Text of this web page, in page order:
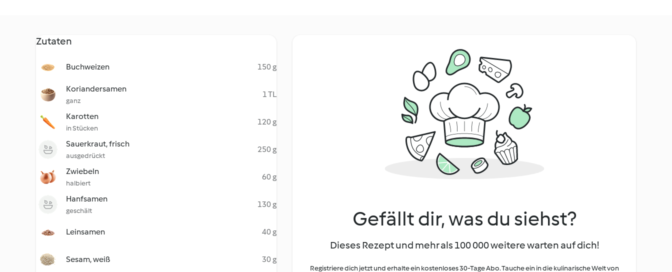
Zutaten
Buchweizen 150 g
Koriandersamen
ganz
1 TL
Karotten
in Stücken
120 g
Sauerkraut, frisch
ausgedrückt
250 g
Zwiebeln
halbiert
60 g
Hanfsamen
geschält
130 g
Leinsamen 40 g
Sesam, weiß 30 g
Gefällt dir, was du siehst?
Dieses Rezept und mehr als 100 000 weitere warten auf dich!
Registriere dich jetzt und erhalte ein kostenloses 30-Tage Abo. Tauche ein in die kulinarische Welt von